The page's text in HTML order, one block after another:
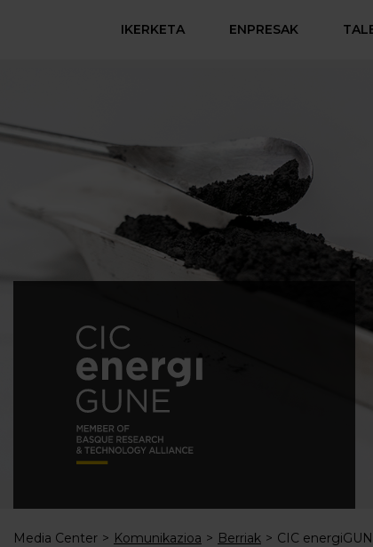
IKERKETA ENPRESAK
Media Center Komunikazioa Berriak CIC